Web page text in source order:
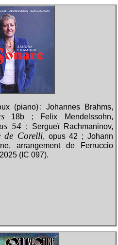
(piano) : Johannes Brahms,
18b ; Felix Mendelssohn,
54 ; Sergueï Rachmaninov,
de Corelli, opus 42 ; Johann
arrangement de Ferruccio
(IC 097).